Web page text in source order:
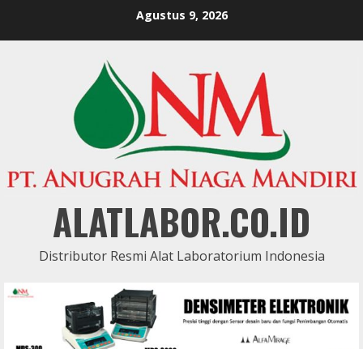
Agustus 9, 2026
ALATLABOR.CO.ID
Distributor Resmi Alat Laboratorium Indonesia